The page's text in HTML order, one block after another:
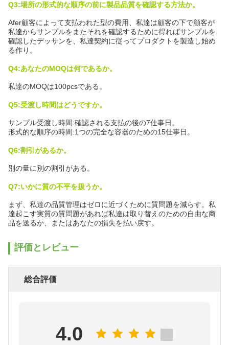
Q3:場所の形式的な順序の前に製品品質を確認する方法か。
Afer顧客によって支払われた型の費用、私達は顧客の下で顧客が
私達からサンプルをまたそれを確認するために得ればサンプルを
確認したデッサンを、私達契約に従ってプロダクトを製造し始め
る作り。
Q4:あなたのMOQは何であるか。
私達のMOQは100pcsである。
Q5:受渡し時間はどうですか。
サンプル受渡し時間:確認される支払の後の7仕事日。
形式的な順序の時間:1つの完全な容器のための15仕事日。
Q6:割引があるか。
別の量に別の割引がある。
Q7:いかに質の不平を扱うか。
まず、私達の品質管理はゼロに近づくために質問題を減らす。私
達起こす実質の質問題があれば私達は取り替えのための自由な商
品を送るか、またはあなたの損失を払い戻す。
評価とレビュー
総合評価
4.0